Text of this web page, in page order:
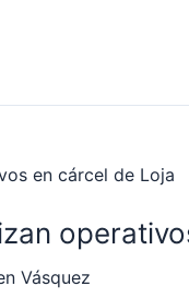
Vásquez